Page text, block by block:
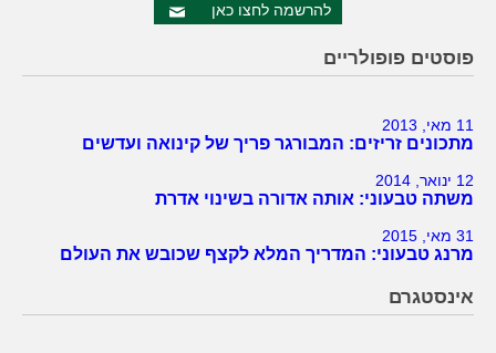
להרשמה לחצו כאן
פוסטים פופולריים
11 מאי, 2013
מתכונים זריזים: המבורגר פריך של קינואה ועדשים
12 ינואר, 2014
משתה טבעוני: אותה אדורה בשינוי אדרת
31 מאי, 2015
מרנג טבעוני: המדריך המלא לקצף שכובש את העולם
אינסטגרם